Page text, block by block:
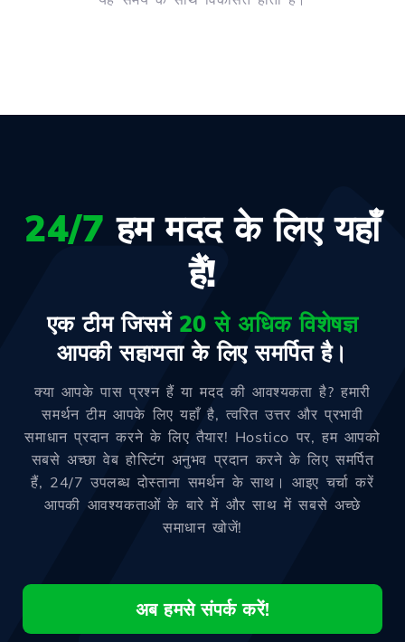
24/7 हम मदद के लिए यहाँ
हैं!
एक टीम जिसमें 20 से अधिक विशेषज्ञ
आपकी सहायता के लिए समर्पित है।
क्या आपके पास प्रश्न हैं या मदद की आवश्यकता है? हमारी
समर्थन टीम आपके लिए यहाँ है, त्वरित उत्तर और प्रभावी
समाधान प्रदान करने के लिए तैयार! Hostico पर, हम आपको
सबसे अच्छा वेब होस्टिंग अनुभव प्रदान करने के लिए समर्पित
हैं, 24/7 उपलब्ध दोस्ताना समर्थन के साथ। आइए चर्चा करें
आपकी आवश्यकताओं के बारे में और साथ में सबसे अच्छे
समाधान खोजें!
अब हमसे संपर्क करें!